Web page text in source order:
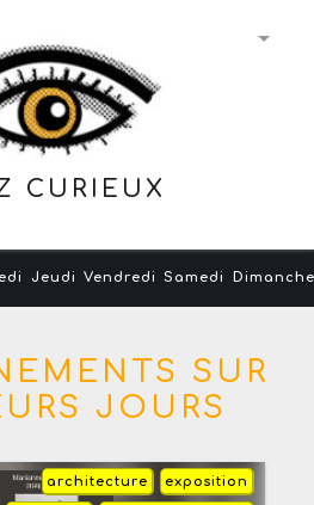
CURIEUX
Jeudi Vendredi Samedi Dimanche
SUR
JOURS
exposition
architecture